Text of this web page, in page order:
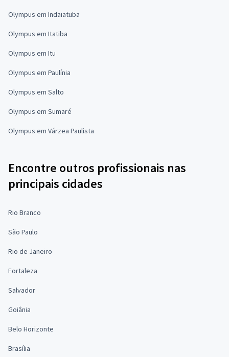
Olympus em Indaiatuba
Olympus em Itatiba
Olympus em Itu
Olympus em Paulínia
Olympus em Salto
Olympus em Sumaré
Olympus em Várzea Paulista
Encontre outros profissionais nas
principais cidades
Rio Branco
São Paulo
Rio de Janeiro
Fortaleza
Salvador
Goiânia
Belo Horizonte
Brasília